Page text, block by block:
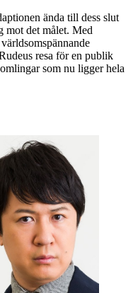
ända till dess slut
mot det målet. Med
resa för en publik
som nu ligger hela